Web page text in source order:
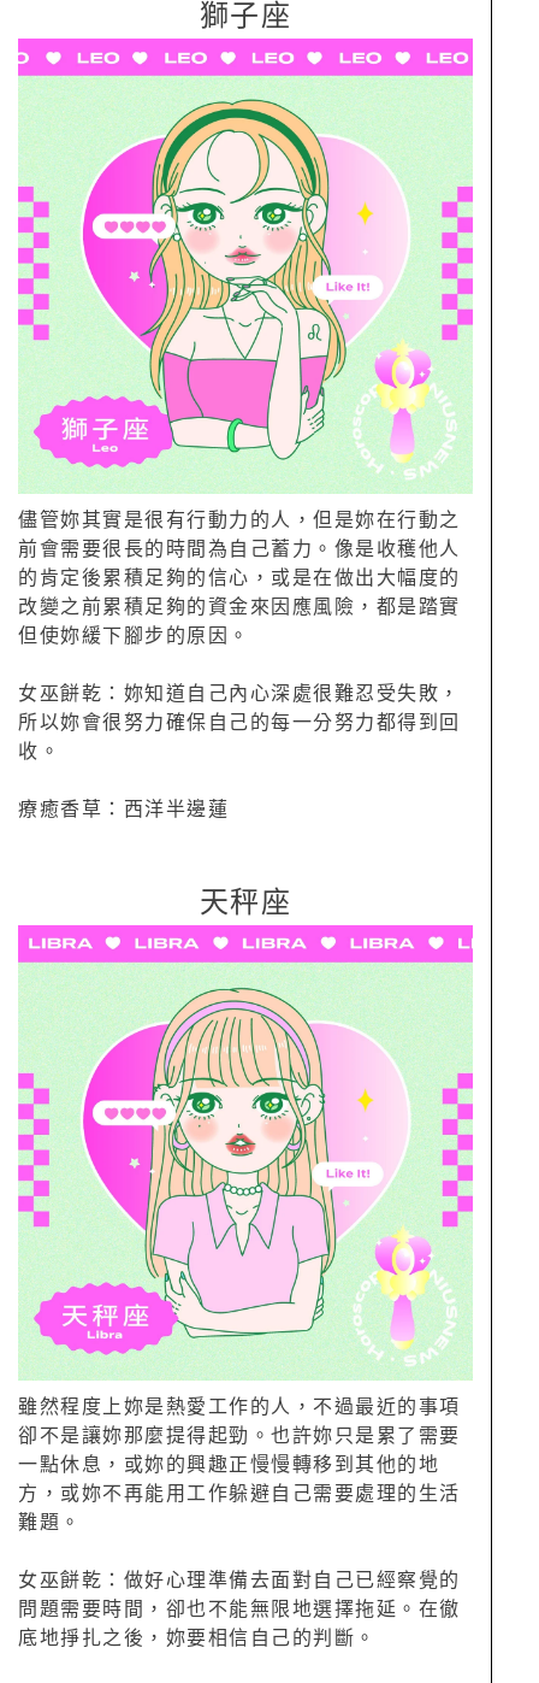
獅子座
儘管妳其實是很有行動力的人，但是妳在行動之
前會需要很長的時間為自己蓄力。像是收穫他人
的肯定後累積足夠的信心，或是在做出大幅度的
改變之前累積足夠的資金來因應風險，都是踏實
但使妳緩下腳步的原因。
女巫餅乾：妳知道自己內心深處很難忍受失敗，
所以妳會很努力確保自己的每一分努力都得到回
收。
療癒香草：西洋半邊蓮
天秤座
雖然程度上妳是熱愛工作的人，不過最近的事項
卻不是讓妳那麼提得起勁。也許妳只是累了需要
一點休息，或妳的興趣正慢慢轉移到其他的地
方，或妳不再能用工作躲避自己需要處理的生活
難題。
女巫餅乾：做好心理準備去面對自己已經察覺的
問題需要時間，卻也不能無限地選擇拖延。在徹
底地掙扎之後，妳要相信自己的判斷。